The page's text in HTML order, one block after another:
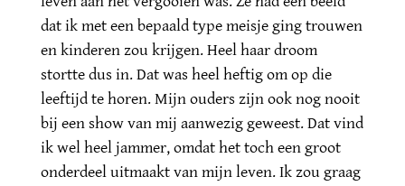
dat ik met een bepaald type meisje ging trouwen
en kinderen zou krijgen. Heel haar droom
stortte dus in. Dat was heel heftig om op die
leeftijd te horen. Mijn ouders zijn ook nog nooit
bij een show van mij aanwezig geweest. Dat vind
ik wel heel jammer, omdat het toch een groot
onderdeel uitmaakt van mijn leven. Ik zou graag